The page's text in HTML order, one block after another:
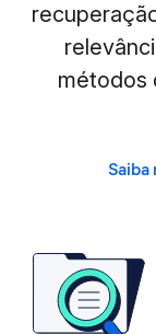
métodos
Saiba